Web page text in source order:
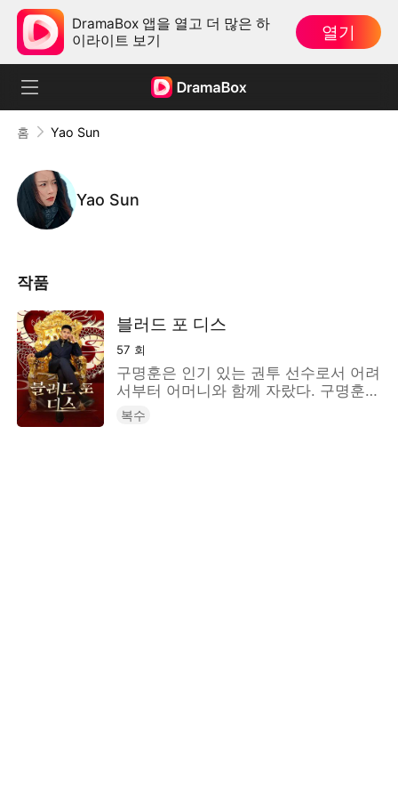
DramaBox 앱을 열고 더 많은 하
이라이트 보기
열기
홈 Yao Sun
Yao Sun
작품
블러드 포 디스
57 회
구명훈은 인기 있는 권투 선수로서 어려
서부터 어머니와 함께 자랐다. 구명훈이
승부 조작을 거절함으로 인해 유명한 재
벌 세에게 밉보이고 구명훈의 어머니와
복수